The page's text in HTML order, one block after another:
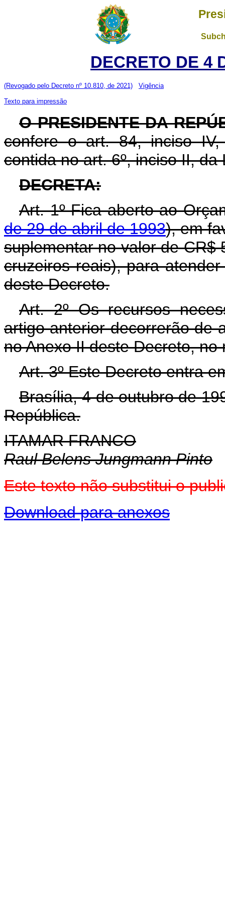
DECRETO DE 4
(Revogado pelo Decreto nº 10.810, de 2021) Vigência
Texto para impressão
O PRESIDENTE DA
confere o art. 84, inciso
contida no art. 6º, inciso II,
DECRETA:
Art. 1º Fica aberto ao
de 29 de abril de 1993), em
suplementar no valor de CR$
cruzeiros reais), para
deste Decreto.
Art. 2º Os recursos
artigo anterior decorrerão de
no Anexo II deste Decreto,
Art. 3º Este Decreto entra
Brasília, 4 de outubro de
República.
ITAMAR FRANCO
Raul Belens Jungmann Pinto
Este texto não substitui o
Download para anexos